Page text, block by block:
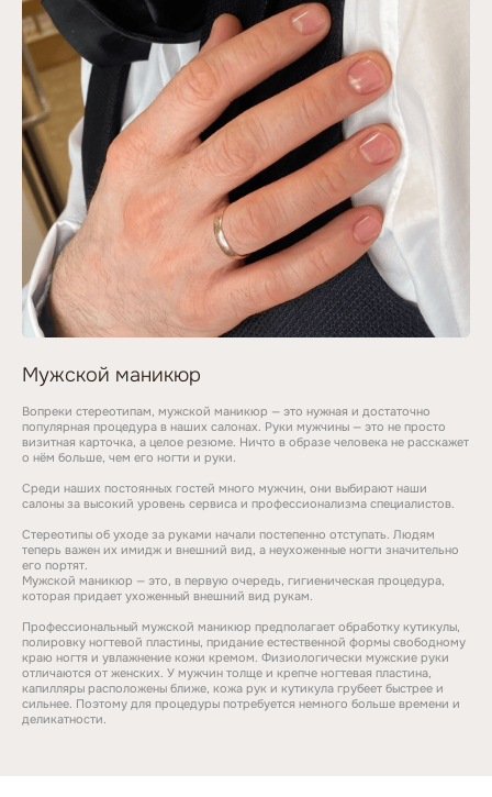
Мужской маникюр
Вопреки стереотипам, мужской маникюр — это нужная и достаточно
популярная процедура в наших салонах. Руки мужчины — это не просто
визитная карточка, а целое резюме. Ничто в образе человека не расскажет
о нём больше, чем его ногти и руки.
Среди наших постоянных гостей много мужчин, они выбирают наши
салоны за высокий уровень сервиса и профессионализма специалистов.
Стереотипы об уходе за руками начали постепенно отступать. Людям
теперь важен их имидж и внешний вид, а неухоженные ногти значительно
его портят.
Мужской маникюр — это, в первую очередь, гигиеническая процедура,
которая придает ухоженный внешний вид рукам.
Профессиональный мужской маникюр предполагает обработку кутикулы,
полировку ногтевой пластины, придание естественной формы свободному
краю ногтя и увлажнение кожи кремом. Физиологически мужские руки
отличаются от женских. У мужчин толще и крепче ногтевая пластина,
капилляры расположены ближе, кожа рук и кутикула грубеет быстрее и
сильнее. Поэтому для процедуры потребуется немного больше времени и
деликатности.
профессиональные средства
и сертифицированные
материалы
Премиальные бренды
Используем только
стерильные инструменты
Абсолютная
безопасность
Уход за руками
Уход за волосами
Наши направления
Совместные услуги